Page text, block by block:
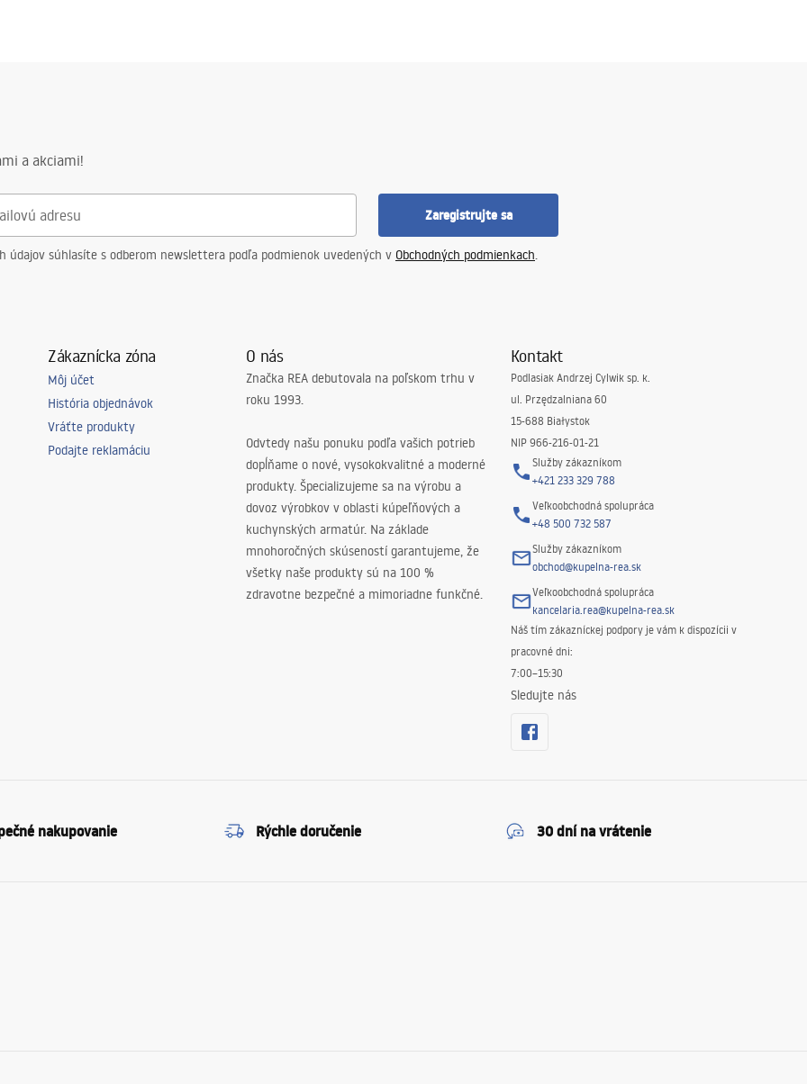
a akciami!
Zaregistrujte sa
údajov súhlasíte s odberom newslettera podľa podmienok uvedených v Obchodných podmienkach.
Zákaznícka zóna
Môj účet
História objednávok
Vráťte produkty
Podajte reklamáciu
O nás
Značka REA debutovala na poľskom trhu v
roku 1993.
Odvtedy našu ponuku podľa vašich potrieb
dopĺňame o nové, vysokokvalitné a moderné
produkty. Špecializujeme sa na výrobu a
dovoz výrobkov v oblasti kúpeľňových a
kuchynských armatúr. Na základe
mnohoročných skúseností garantujeme, že
všetky naše produkty sú na 100 %
zdravotne bezpečné a mimoriadne funkčné.
Kontakt
Podlasiak Andrzej Cylwik sp. k.
ul. Przędzalniana 60
15-688 Białystok
NIP 966-216-01-21
Služby zákazníkom
+421 233 329 788
Veľkoobchodná spolupráca
+48 500 732 587
Služby zákazníkom
obchod@kupelna-rea.sk
Veľkoobchodná spolupráca
kancelaria.rea@kupelna-rea.sk
Náš tím zákazníckej podpory je vám k dispozícii v
pracovné dni:
7:00–15:30
Sledujte nás
nakupovanie Rýchle doručenie 30 dní na vrátenie